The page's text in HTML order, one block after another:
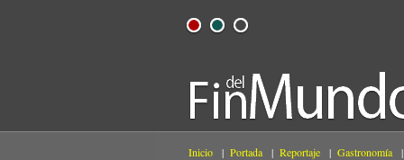
Inicio | Portada | Reportaje | Gastronomía |